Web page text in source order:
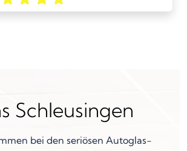
Schleusingen
bei den seriösen Autoglas-